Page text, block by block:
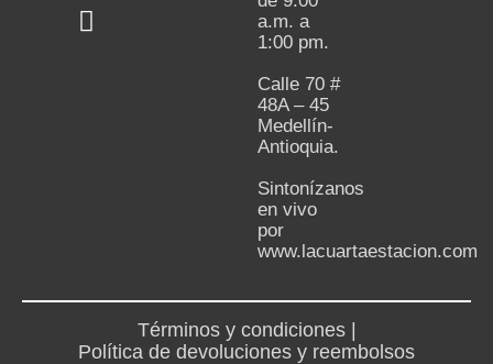
a.m. a
1:00 pm.
Calle 70 #
48A – 45
Medellín-
Antioquia.
Sintonízanos
en vivo
por
www.lacuartaestacion.com
Términos y condiciones |
Política de devoluciones y reembolsos